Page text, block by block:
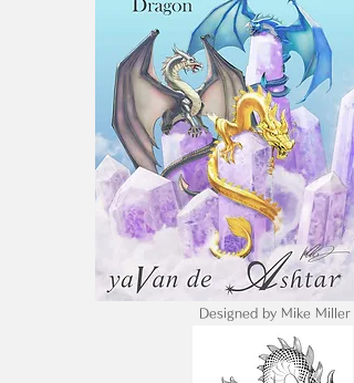
Designed by Mike Miller